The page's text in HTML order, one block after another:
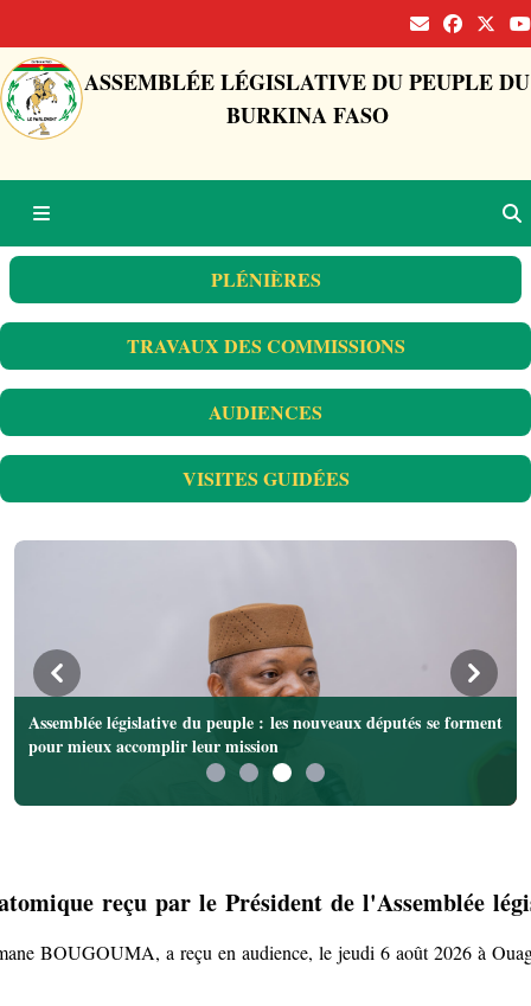
ASSEMBLÉE LÉGISLATIVE DU PEUPLE DU
BURKINA FASO
PLÉNIÈRES
TRAVAUX DES COMMISSIONS
AUDIENCES
VISITES GUIDÉES
durable adopte le rapport et le texte amendé
Assemblée législative du peuple : les nouveaux députés se forment
pour mieux accomplir leur mission
Précedant Suivant
reçu par le Président de l'Assemblée
BOUGOUMA, a reçu en audience, le jeudi 6 août 2026 à